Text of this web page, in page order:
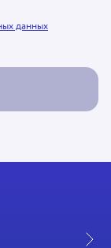
данных